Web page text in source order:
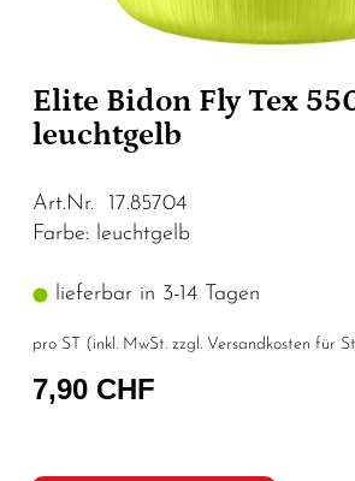
Elite Bidon Fly Tex
leuchtgelb
Art.Nr. 17.85704
Farbe: leuchtgelb
lieferbar in 3-14 Tagen
pro ST (inkl. MwSt. zzgl. Versandkosten für
7,90 CHF